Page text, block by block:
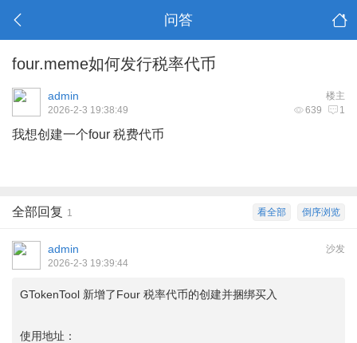
问答
four.meme如何发行税率代币
楼主
admin
639 1
2026-2-3 19:38:49
我想创建一个four 税费代币
倒序浏览
看全部
全部回复 1
沙发
admin
2026-2-3 19:39:44
GTokenTool 新增了Four 税率代币的创建并捆绑买入
使用地址：